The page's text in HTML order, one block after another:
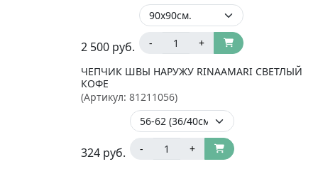
2 500 руб. - +
ЧЕПЧИК ШВЫ НАРУЖУ RINAAMARI СВЕТЛЫЙ
КОФЕ
(Артикул: 81211056)
324 руб. - +